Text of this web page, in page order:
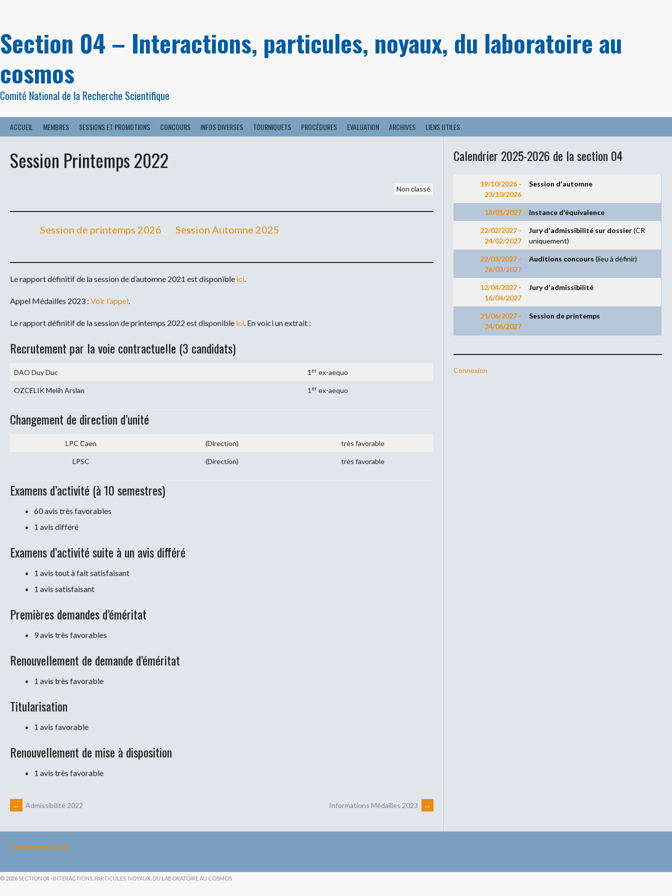
Section 04 – Interactions, particules, noyaux, du laboratoire au
cosmos
Comité National de la Recherche Scientifique
ACCUEIL MEMBRES SESSIONS ET PROMOTIONS CONCOURS INFOS DIVERSES TOURNIQUETS PROCÉDURES EVALUATION ARCHIVES LIENS UTILES
Session Printemps 2022
Non classé
Session de printemps 2026 Session Automne 2025
Le rapport définitif de la session de d’automne 2021 est disponible ici.
Appel Médailles 2023 : Voir l’appel.
Le rapport définitif de la session de printemps 2022 est disponible ici. En voici un extrait :
Recrutement par la voie contractuelle (3 candidats)
DAO Duy Duc 1 erex-aequo
OZCELIK Melih Arslan 1 erex-aequo
Changement de direction d’unité
LPC Caen (Direction) très favorable
LPSC (Direction) très favorable
Examens d’activité (à 10 semestres)
60 avis très favorables
1 avis différé
Examens d’activité suite à un avis différé
1 avis tout à fait satisfaisant
1 avis satisfaisant
Premières demandes d’éméritat
9 avis très favorables
Renouvellement de demande d’éméritat
1 avis très favorable
Titularisation
1 avis favorable
Renouvellement de mise à disposition
1 avis très favorable
Navigation
des
articles
← Admissibilité 2022 Informations Médailles 2023 →
Calendrier 2025-2026 de la section 04
19/10/2026 -
23/10/2026
Session d'automne
18/01/2027 Instance d'équivalence
22/02/2027 -
24/02/2027
Jury d'admissibilité sur dossier(CR
uniquement)
22/03/2027 -
26/03/2027
Auditions concours (lieu à définir)
12/04/2027 -
16/04/2027
Jury d'admissibilité
21/06/2027 -
24/06/2027
Session de printemps
Connexion
Contact site web
© 2026 SECTION 04 - INTERACTIONS, PARTICULES, NOYAUX, DU LABORATOIRE AU COSMOS